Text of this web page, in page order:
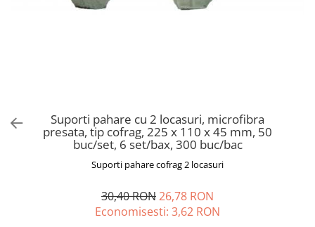
ROLE CASA DE MARCAT 57 mm x 18
m
ROLE CASA DE MARCAT 80 mm x 40
ROLE CASA DE MARCAT 80 mm x 50
AMBALAJE FAST FOOD, CATERING SI
Suporti pahare cu 2 locasuri, microfibra
presata, tip cofrag, 225 x 110 x 45 mm, 50
buc/set, 6 set/bax, 300 buc/bac
Suporti pahare cofrag 2 locasuri
30,40 RON26,78 RON
Economisesti: 3,62 RON